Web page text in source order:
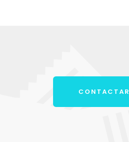
CONTACTAR